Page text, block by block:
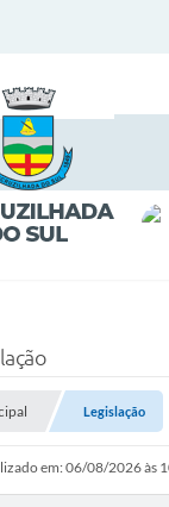
Legislação
em: 06/08/2026 às